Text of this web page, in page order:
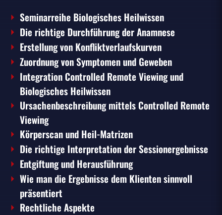
Seminarreihe Biologisches Heilwissen
Die richtige Durchführung der Anamnese
Erstellung von Konfliktverlaufskurven
Zuordnung von Symptomen und Geweben
Integration Controlled Remote Viewing und
Biologisches Heilwissen
Ursachenbeschreibung mittels Controlled Remote
Viewing
Körperscan und Heil-Matrizen
Die richtige Interpretation der Sessionergebnisse
Entgiftung und Herausführung
Wie man die Ergebnisse dem Klienten sinnvoll
präsentiert
Rechtliche Aspekte